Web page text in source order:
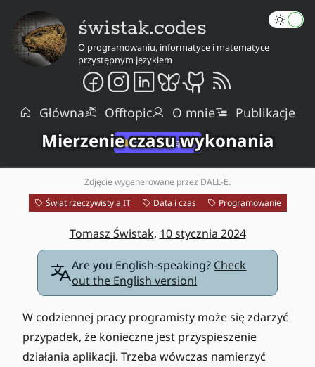
świstak.codes
O programowaniu, informatyce i matematyce
przystępnym językiem
Główna Offtopic O mnie Publikacje
Mierzenie czasu wykonania
Zdjęcie wygenerowane przez DALL-E.
Świat rzeczywisty a IT
Data i czas Programowanie
Tomasz Świstak, 10 stycznia 2024
Are you English-speaking? Check
out the English version!
W codziennej pracy programisty może się zdarzyć
przypadek, że konieczne jest przyspieszenie
działania aplikacji. Trzeba wówczas namierzyć